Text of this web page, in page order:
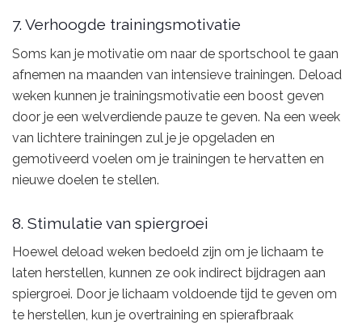
7. Verhoogde trainingsmotivatie
Soms kan je motivatie om naar de sportschool te gaan
afnemen na maanden van intensieve trainingen. Deload
weken kunnen je trainingsmotivatie een boost geven
door je een welverdiende pauze te geven. Na een week
van lichtere trainingen zul je je opgeladen en
gemotiveerd voelen om je trainingen te hervatten en
nieuwe doelen te stellen.
8. Stimulatie van spiergroei
Hoewel deload weken bedoeld zijn om je lichaam te
laten herstellen, kunnen ze ook indirect bijdragen aan
spiergroei. Door je lichaam voldoende tijd te geven om
te herstellen, kun je overtraining en spierafbraak